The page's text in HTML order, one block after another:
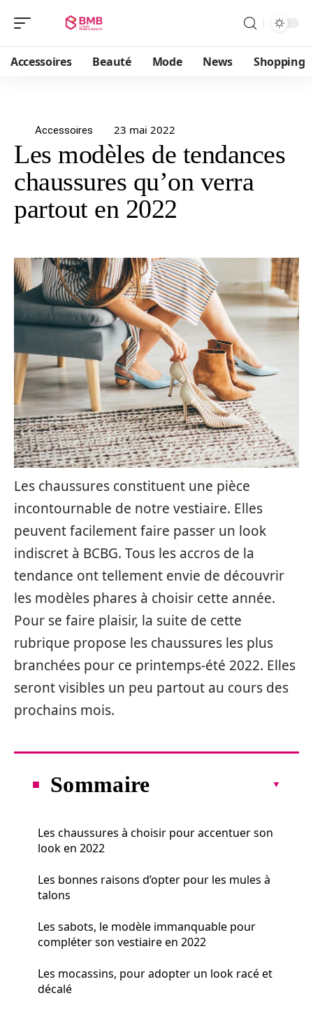
Accessoires Beauté Mode News Shopping
Accessoires 23 mai 2022
Les modèles de tendances
chaussures qu’on verra
partout en 2022
Les chaussures constituent une pièce
incontournable de notre vestiaire. Elles
peuvent facilement faire passer un look
indiscret à BCBG. Tous les accros de la
tendance ont tellement envie de découvrir
les modèles phares à choisir cette année.
Pour se faire plaisir, la suite de cette
rubrique propose les chaussures les plus
branchées pour ce printemps-été 2022. Elles
seront visibles un peu partout au cours des
prochains mois.
Sommaire
Les chaussures à choisir pour accentuer son
look en 2022
Les bonnes raisons d’opter pour les mules à
talons
Les sabots, le modèle immanquable pour
compléter son vestiaire en 2022
Les mocassins, pour adopter un look racé et
décalé